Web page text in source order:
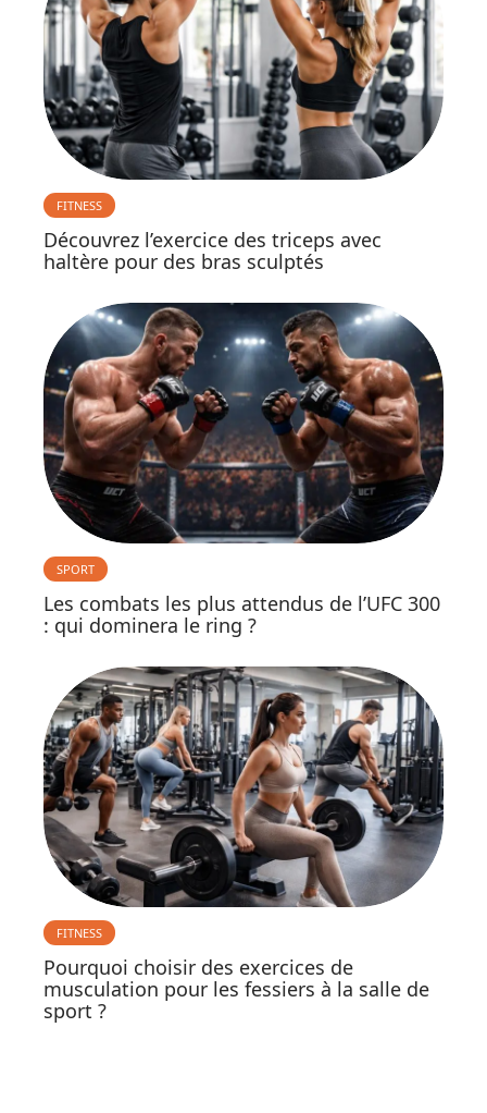
FITNESS
Découvrez l’exercice des triceps avec
haltère pour des bras sculptés
SPORT
Les combats les plus attendus de l’UFC 300
: qui dominera le ring ?
FITNESS
Pourquoi choisir des exercices de
musculation pour les fessiers à la salle de
sport ?